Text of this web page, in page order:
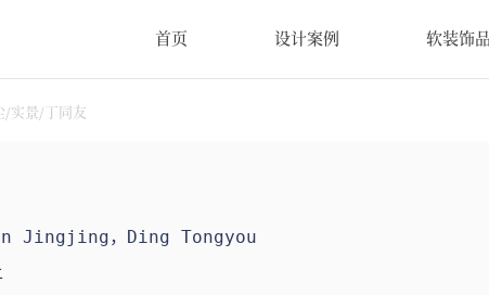
首页 设计案例 软装饰品
/实景/丁同友
Jingjing，Ding Tongyou